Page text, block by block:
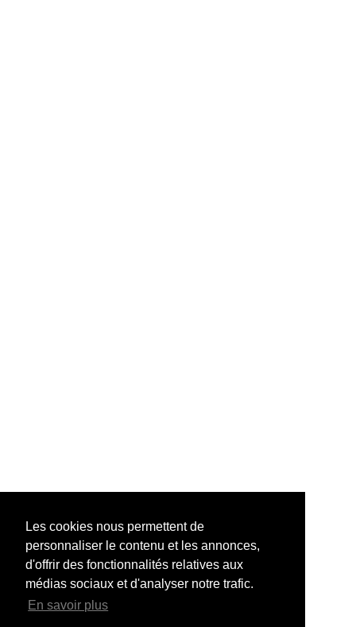
Les cookies nous permettent de
personnaliser le contenu et les annonces,
d'offrir des fonctionnalités relatives aux
médias sociaux et d'analyser notre trafic.
En savoir plus